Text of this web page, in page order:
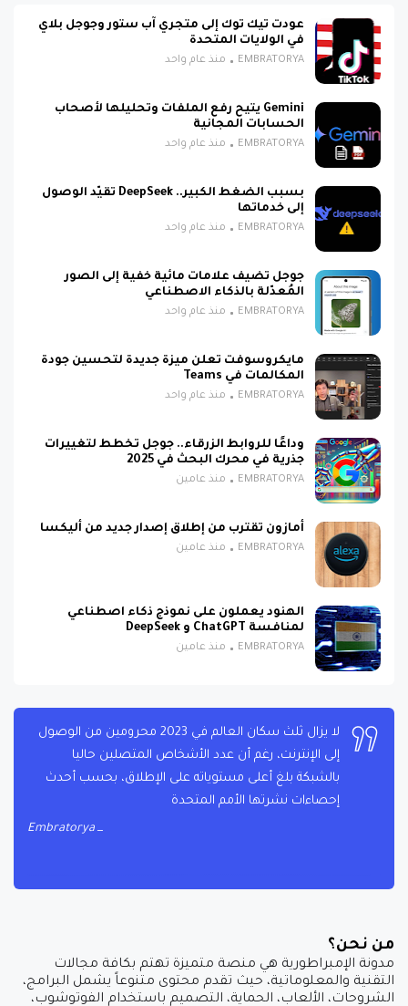
عودت تيك توك إلى متجري آب ستور وجوجل بلاي
في الولايات المتحدة
EMBRATORYA منذ عام واحد
Gemini يتيح رفع الملفات وتحليلها لأصحاب
الحسابات المجانية
EMBRATORYA منذ عام واحد
بسبب الضغط الكبير.. DeepSeek تقيّد الوصول
إلى خدماتها
EMBRATORYA منذ عام واحد
جوجل تضيف علامات مائية خفية إلى الصور
المُعدّلة بالذكاء الاصطناعي
EMBRATORYA منذ عام واحد
مايكروسوفت تعلن ميزة جديدة لتحسين جودة
المكالمات في Teams
EMBRATORYA منذ عام واحد
وداعًا للروابط الزرقاء.. جوجل تخطط لتغييرات
جذرية في محرك البحث في 2025
EMBRATORYA منذ عامين
أمازون تقترب من إطلاق إصدار جديد من أليكسا
EMBRATORYA منذ عامين
الهنود يعملون على نموذج ذكاء اصطناعي
لمنافسة ChatGPT و DeepSeek
EMBRATORYA منذ عامين
لا يزال ثلث سكان العالم في 2023 محرومين من الوصول
إلى الإنترنت، رغم أن عدد الأشخاص المتصلين حاليا
بالشبكة بلغ أعلى مستوياته على الإطلاق، بحسب أحدث
إحصاءات نشرتها الأمم المتحدة
Embratorya
من نحن؟
مدونة الإمبراطورية هي منصة متميزة تهتم بكافة مجالات
التقنية والمعلوماتية، حيث تقدم محتوى متنوعاً يشمل البرامج،
الشروحات، الألعاب، الحماية، التصميم باستخدام الفوتوشوب،